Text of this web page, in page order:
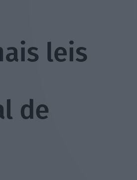
leis
de